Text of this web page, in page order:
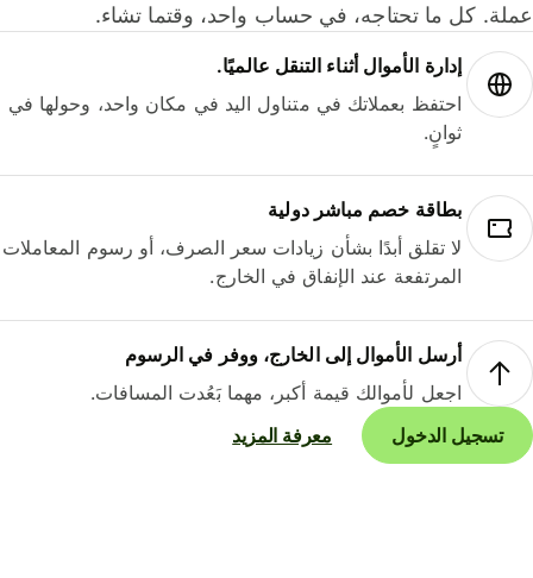
كل ما تحتاجه، في حساب واحد، وقتما تشاء.
إدارة الأموال أثناء التنقل عالميًا.
احتفظ بعملاتك في متناول اليد في مكان واحد، وحولها في
ثوانٍ.
بطاقة خصم مباشر دولية
لا تقلق أبدًا بشأن زيادات سعر الصرف، أو رسوم المعاملات
المرتفعة عند الإنفاق في الخارج.
أرسل الأموال إلى الخارج، ووفر في الرسوم
اجعل لأموالك قيمة أكبر، مهما بَعُدت المسافات.
تسجيل الدخول
معرفة المزيد